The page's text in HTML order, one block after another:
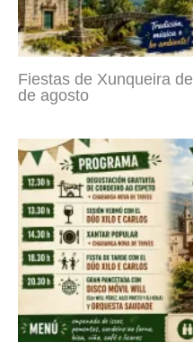
Fiestas de Xunqueira
de agosto